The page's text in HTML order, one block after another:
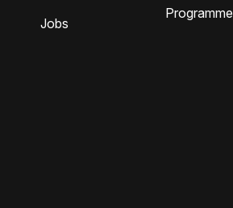
Jobs
Programme